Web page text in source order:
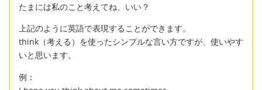
たまには私のこと考えてね、いい？
上記のように英語で表現することができます。
think（考える）を使ったシンプルな言い方ですが、使いやす
いと思います。
例：